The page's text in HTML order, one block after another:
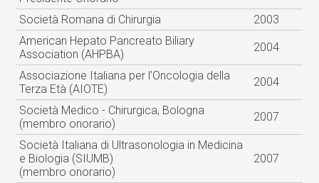
Società Romana di Chirurgia
2003
American Hepato Pancreato Biliary
Association (AHPBA)
2004
Associazione Italiana per l’Oncologia della
Terza Età (AIOTE)
2004
Società Medico - Chirurgica, Bologna
(membro onorario)
2007
Società Italiana di Ultrasonologia in Medicina
e Biologia (SIUMB)
(membro onorario)
2007